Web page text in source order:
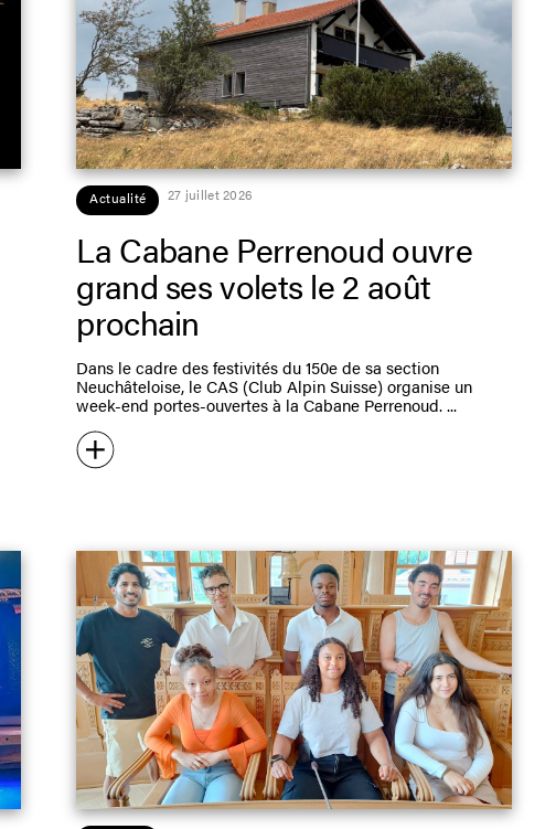
Actualité 27 juillet 2026
La Cabane Perrenoud ouvre
grand ses volets le 2 août
prochain
Dans le cadre des festivités du 150e de sa section
Neuchâteloise, le CAS (Club Alpin Suisse) organise un
week-end portes-ouvertes à la Cabane Perrenoud.